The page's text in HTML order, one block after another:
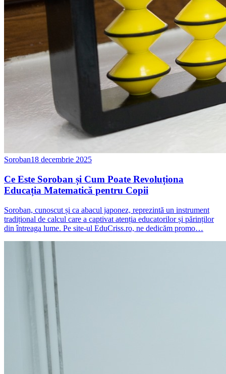
Soroban18 decembrie 2025
Ce Este Soroban și Cum Poate Revoluționa
Educația Matematică pentru Copii
Soroban, cunoscut și ca abacul japonez, reprezintă un instrument
tradițional de calcul care a captivat atenția educatorilor și părinților
din întreaga lume. Pe site-ul EduCriss.ro, ne dedicăm promo…